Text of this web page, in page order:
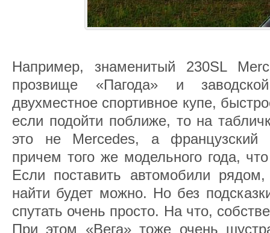
Например, знаменитый 230SL
прозвище «Пагода» и
двухместное спортивное купе,
если подойти поближе, то на
это не Mercedes, а французский
причем того же модельного года,
Если поставить автомобили
найти будет можно. Но без
спутать очень просто. На что,
При этом «Вега» тоже очень